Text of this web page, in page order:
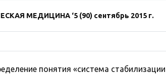
МЕДИЦИНА ‘5 (90) сентябрь 2015 г.
понятия «система